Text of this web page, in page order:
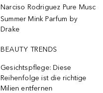
Narciso Rodriguez Pure Musc
Summer Mink Parfum by
Drake
BEAUTY TRENDS
Gesichtspflege: Diese
Reihenfolge ist die richtige
Milien entfernen